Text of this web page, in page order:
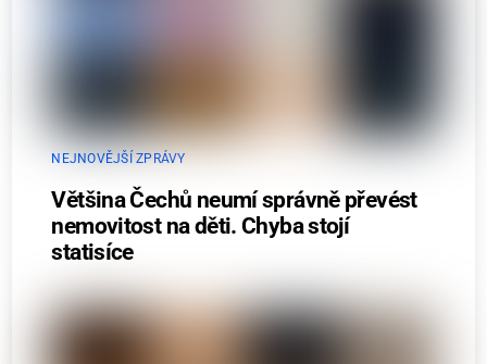
NEJNOVĚJŠÍ ZPRÁVY
Většina Čechů neumí správně převést
nemovitost na děti. Chyba stojí
statisíce